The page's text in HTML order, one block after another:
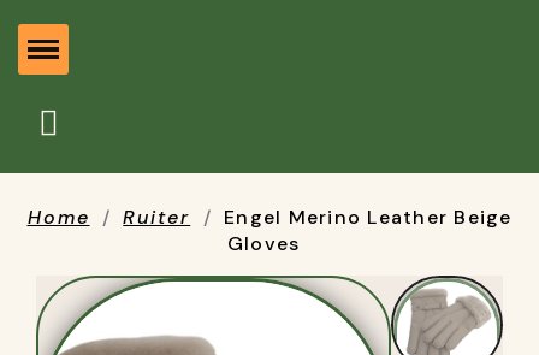
Home Ruiter
Engel Merino Leather Beige
Gloves